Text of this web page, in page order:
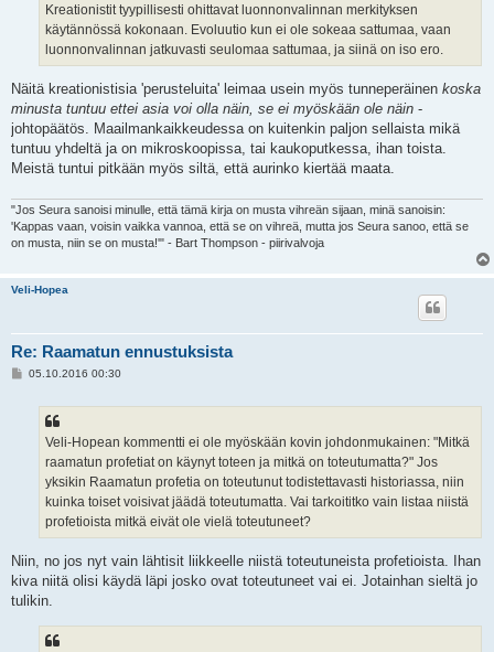
Kreationistit tyypillisesti ohittavat luonnonvalinnan merkityksen
käytännössä kokonaan. Evoluutio kun ei ole sokeaa sattumaa, vaan
luonnonvalinnan jatkuvasti seulomaa sattumaa, ja siinä on iso ero.
Näitä kreationistisia 'perusteluita' leimaa usein myös tunneperäinen koska
minusta tuntuu ettei asia voi olla näin, se ei myöskään ole näin -
johtopäätös. Maailmankaikkeudessa on kuitenkin paljon sellaista mikä
tuntuu yhdeltä ja on mikroskoopissa, tai kaukoputkessa, ihan toista.
Meistä tuntui pitkään myös siltä, että aurinko kiertää maata.
"Jos Seura sanoisi minulle, että tämä kirja on musta vihreän sijaan, minä sanoisin:
'Kappas vaan, voisin vaikka vannoa, että se on vihreä, mutta jos Seura sanoo, että se
on musta, niin se on musta!'" - Bart Thompson - piirivalvoja
Veli-Hopea
Re: Raamatun ennustuksista
V05.10.2016 00:30
Veli-Hopean kommentti ei ole myöskään kovin johdonmukainen: "Mitkä
raamatun profetiat on käynyt toteen ja mitkä on toteutumatta?" Jos
yksikin Raamatun profetia on toteutunut todistettavasti historiassa, niin
kuinka toiset voisivat jäädä toteutumatta. Vai tarkoititko vain listaa niistä
profetioista mitkä eivät ole vielä toteutuneet?
Niin, no jos nyt vain lähtisit liikkeelle niistä toteutuneista profetioista. Ihan
kiva niitä olisi käydä läpi josko ovat toteutuneet vai ei. Jotainhan sieltä jo
tulikin.